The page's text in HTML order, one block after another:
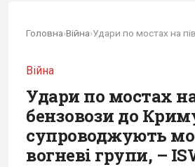
Головна›Війна›
Війна
Удари по мостах
бензовози до
супроводжують
вогневі групи, –